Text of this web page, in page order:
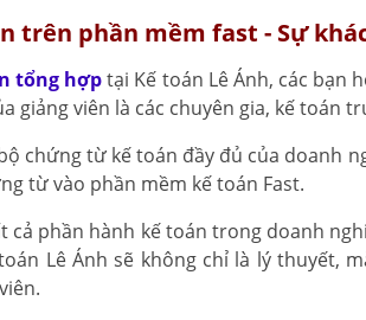
trên phần mềm fast - Sự
tổng hợptại Kế toán Lê Ánh, các bạn
giảng viên là các chuyên gia, kế toán
chứng từ kế toán đầy đủ của doanh
từ vào phần mềm kế toán Fast.
cả phần hành kế toán trong doanh
Lê Ánh sẽ không chỉ là lý thuyết,